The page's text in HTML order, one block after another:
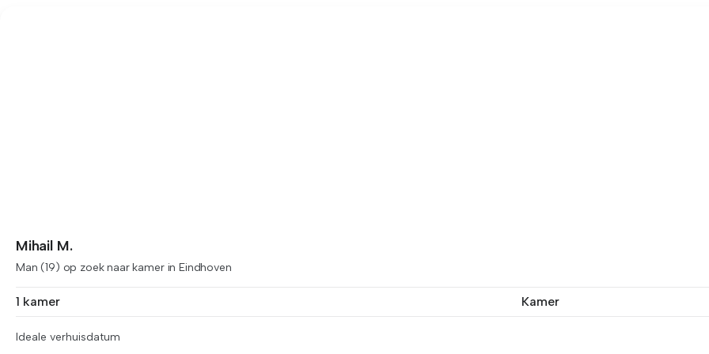
Mihail M.
Man (19) op zoek naar kamer in Eindhoven
1 kamer Kamer
Ideale verhuisdatum